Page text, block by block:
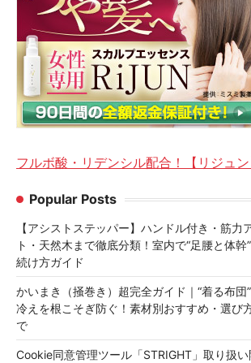
フルボ酸・リデンシル配合！【リジュン
Popular Posts
【アシストステッパー】ハンドル付き・筋力
ト・天然木まで徹底分類！室内で“足腰と体幹
続け方ガイド
かいまき（掻巻き）超完全ガイド｜“着る布団
冷えを根こそぎ防ぐ！素材別おすすめ・選び
で
Cookie同意管理ツール「STRIGHT」取り扱